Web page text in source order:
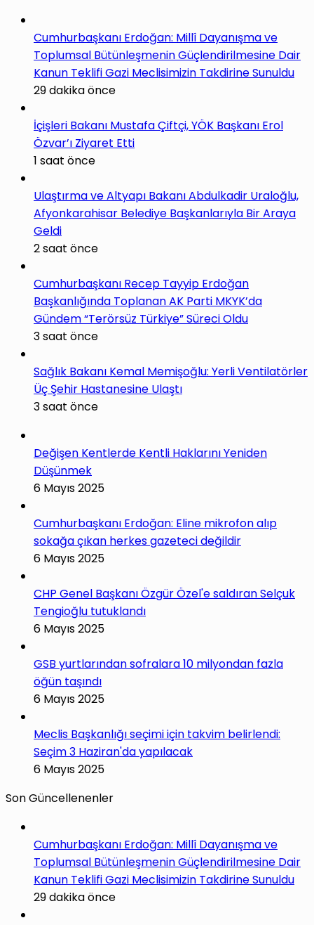
Cumhurbaşkanı Erdoğan: Millî Dayanışma ve
Toplumsal Bütünleşmenin Güçlendirilmesine Dair
Kanun Teklifi Gazi Meclisimizin Takdirine Sunuldu
29 dakika önce
İçişleri Bakanı Mustafa Çiftçi, YÖK Başkanı Erol
Özvar’ı Ziyaret Etti
1 saat önce
Ulaştırma ve Altyapı Bakanı Abdulkadir Uraloğlu,
Afyonkarahisar Belediye Başkanlarıyla Bir Araya
Geldi
2 saat önce
Cumhurbaşkanı Recep Tayyip Erdoğan
Başkanlığında Toplanan AK Parti MKYK’da
Gündem “Terörsüz Türkiye” Süreci Oldu
3 saat önce
Sağlık Bakanı Kemal Memişoğlu: Yerli Ventilatörler
Üç Şehir Hastanesine Ulaştı
3 saat önce
Değişen Kentlerde Kentli Haklarını Yeniden
Düşünmek
6 Mayıs 2025
Cumhurbaşkanı Erdoğan: Eline mikrofon alıp
sokağa çıkan herkes gazeteci değildir
6 Mayıs 2025
CHP Genel Başkanı Özgür Özel'e saldıran Selçuk
Tengioğlu tutuklandı
6 Mayıs 2025
GSB yurtlarından sofralara 10 milyondan fazla
öğün taşındı
6 Mayıs 2025
Meclis Başkanlığı seçimi için takvim belirlendi:
Seçim 3 Haziran'da yapılacak
6 Mayıs 2025
Son Güncellenenler
Cumhurbaşkanı Erdoğan: Millî Dayanışma ve
Toplumsal Bütünleşmenin Güçlendirilmesine Dair
Kanun Teklifi Gazi Meclisimizin Takdirine Sunuldu
29 dakika önce